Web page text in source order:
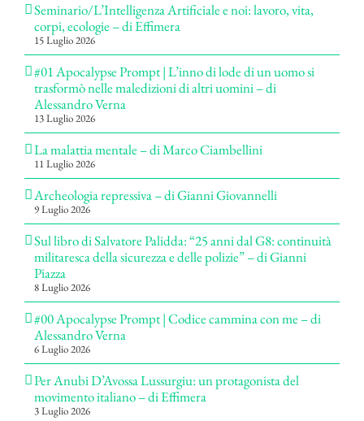
Seminario/L’Intelligenza Artificiale e noi: lavoro, vita,
corpi, ecologie – di Effimera
15 Luglio 2026
#01 Apocalypse Prompt | L’inno di lode di un uomo si
trasformò nelle maledizioni di altri uomini – di
Alessandro Verna
13 Luglio 2026
La malattia mentale – di Marco Ciambellini
11 Luglio 2026
Archeologia repressiva – di Gianni Giovannelli
9 Luglio 2026
Sul libro di Salvatore Palidda: “25 anni dal G8: continuità
militaresca della sicurezza e delle polizie” – di Gianni
Piazza
8 Luglio 2026
#00 Apocalypse Prompt | Codice cammina con me – di
Alessandro Verna
6 Luglio 2026
Per Anubi D’Avossa Lussurgiu: un protagonista del
movimento italiano – di Effimera
3 Luglio 2026